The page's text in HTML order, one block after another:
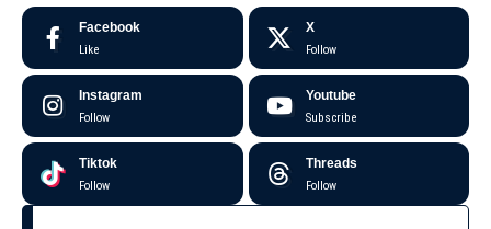
Facebook
Like
X
Follow
Instagram
Follow
Youtube
Subscribe
Tiktok
Follow
Threads
Follow